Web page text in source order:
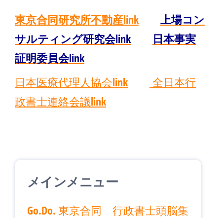
東京合同研究所不動産link
上場コン
サルティング研究会link
日本事実
証明委員会link
日本医療代理人協会link
全日本行
政書士連絡会議link
メインメニュー
Go.Do. 東京合同 行政書士頭脳集